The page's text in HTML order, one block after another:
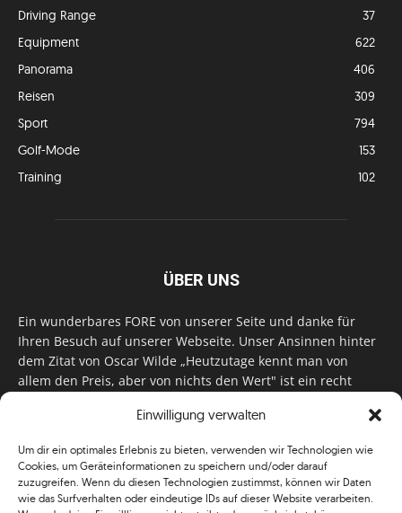
Einwilligung verwalten
Um dir ein optimales Erlebnis zu bieten, verwenden wir Technologien wie
Cookies, um Geräteinformationen zu speichern und/oder darauf
zuzugreifen. Wenn du diesen Technologien zustimmst, können wir Daten
wie das Surfverhalten oder eindeutige IDs auf dieser Website verarbeiten.
Driving Range
37
Equipment
622
Panorama
406
Reisen
309
Sport
794
Golf-Mode
153
Training
102
ÜBER UNS
Ein wunderbares FORE von unserer Seite und danke für
Ihren Besuch auf unserer Webseite. Unser Ansinnen hinter
dem Zitat von Oscar Wilde „Heutzutage kennt man von
allem den Preis, aber von nichts den Wert" ist ein recht
für Monat unser Bestes, um Sie mit außergewöhnlichen
zu versorgen. Im Magazin, auf unserer Website & auf
unseren Social Media Plattformen! Das verdient im
klassischen Wortsinn nicht nur Anerkennung!